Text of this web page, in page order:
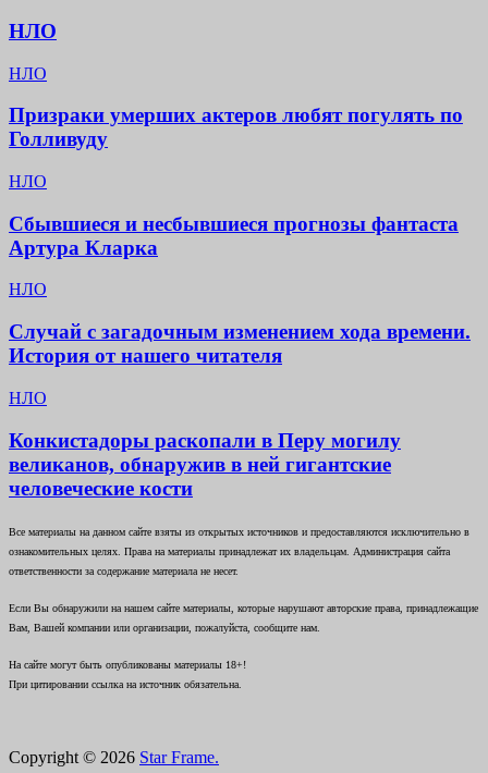
НЛО
НЛО
Призраки умерших актеров любят погулять по
Голливуду
НЛО
Сбывшиеся и несбывшиеся прогнозы фантаста
Артура Кларка
НЛО
Случай с загадочным изменением хода времени.
История от нашего читателя
НЛО
Конкистадоры раскопали в Перу могилу
великанов, обнаружив в ней гигантские
человеческие кости
Все материалы на данном сайте взяты из открытых источников и предоставляются исключительно в
ознакомительных целях. Права на материалы принадлежат их владельцам. Администрация сайта
ответственности за содержание материала не несет.
Если Вы обнаружили на нашем сайте материалы, которые нарушают авторские права, принадлежащие
Вам, Вашей компании или организации, пожалуйста, сообщите нам.
На сайте могут быть опубликованы материалы 18+!
При цитировании ссылка на источник обязательна.
Copyright © 2026 Star Frame.